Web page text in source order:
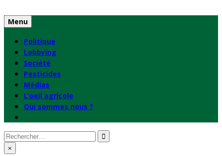
to
content
Menu
Politique
Lobbying
Société
Pesticides
Médias
L’oeil agricole
Qui sommes nous ?
Rechercher
: ×